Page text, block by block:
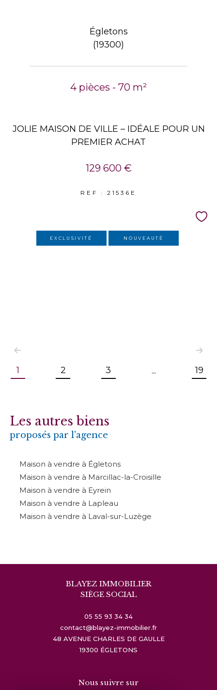
Égletons
(19300)
4 pièces - 70 m²
JOLIE MAISON DE VILLE – IDÉALE POUR UN
PREMIER ACHAT
129 600 €
REF : 21536E
EXCLUSIVITÉ NOUVEAUTÉ
1 2 3 ... 19
Les autres biens
proposés par l'agence
Maison à vendre à Égletons
Maison à vendre à Marcillac-la-Croisille
Maison à vendre à Eyrein
Maison à vendre à Lapleau
Maison à vendre à Laval-sur-Luzège
BLAYEZ IMMOBILIER
SIÈGE SOCIAL
05 55 93 34 34
contact@blayez-immobilier.fr
48 AVENUE CHARLES DE GAULLE
19300
ÉGLETONS
Nous suivre sur